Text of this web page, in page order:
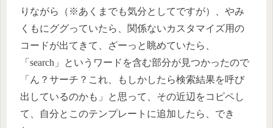
りながら（※あくまでも気分としてですが）、やみ
くもにググっていたら、関係ないカスタマイズ用の
コードが出てきて、ざーっと眺めていたら、
「search」というワードを含む部分が見つかったので
「ん？サーチ？これ、もしかしたら検索結果を呼び
出しているのかも」と思って、その近辺をコピペし
て、自分とこのテンプレートに追加したら、でき